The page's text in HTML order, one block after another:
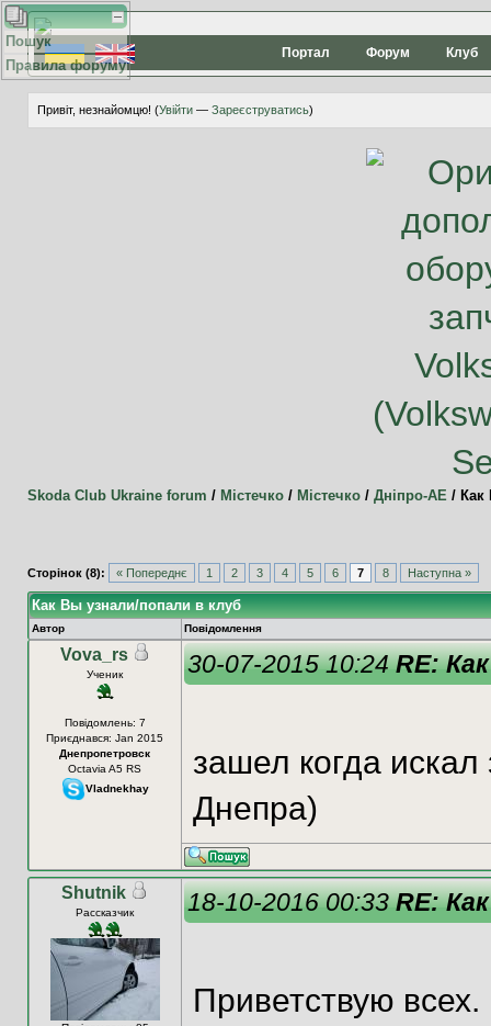
Портал Форум Клуб
Привіт, незнайомцю! (Увійти— Зареєструватись)
Skoda Club Ukraine forum / Містечко/ Містечко/ Дніпро-АЕ / Как
Пошук
Правила форуму
Сторінок (8): « Попереднє 1 2 3 4 5 6 7 8 Наступна »
Как Вы узнали/попали в клуб
Автор Повідомлення
Vova_rs
Ученик
Повідомлень: 7
Приєднався: Jan 2015
Днепропетровск
Octavia A5 RS
Vladnekhay
30-07-2015 10:24RE:
зашел когда
Днепра)
Shutnik
Рассказчик 18-10-2016 00:33RE:
Приветствую